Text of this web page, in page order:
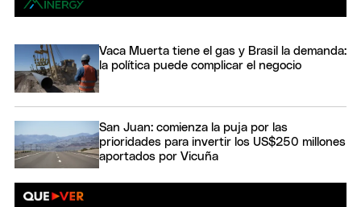
Vaca Muerta tiene el gas y Brasil la demanda:
la política puede complicar el negocio
San Juan: comienza la puja por las
prioridades para invertir los US$250 millones
aportados por Vicuña